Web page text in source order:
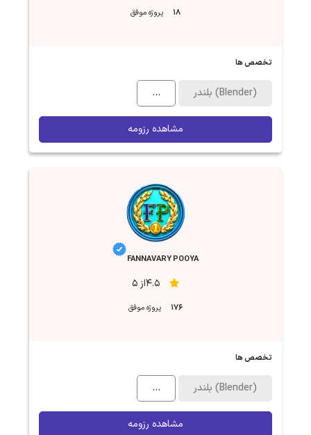
18 پروژه موفق
تخصص ها
بلندر (Blender) ...
مشاهده رزومه
FANNAVARY POOYA
4.5از 5
176 پروژه موفق
تخصص ها
بلندر (Blender) ...
مشاهده رزومه